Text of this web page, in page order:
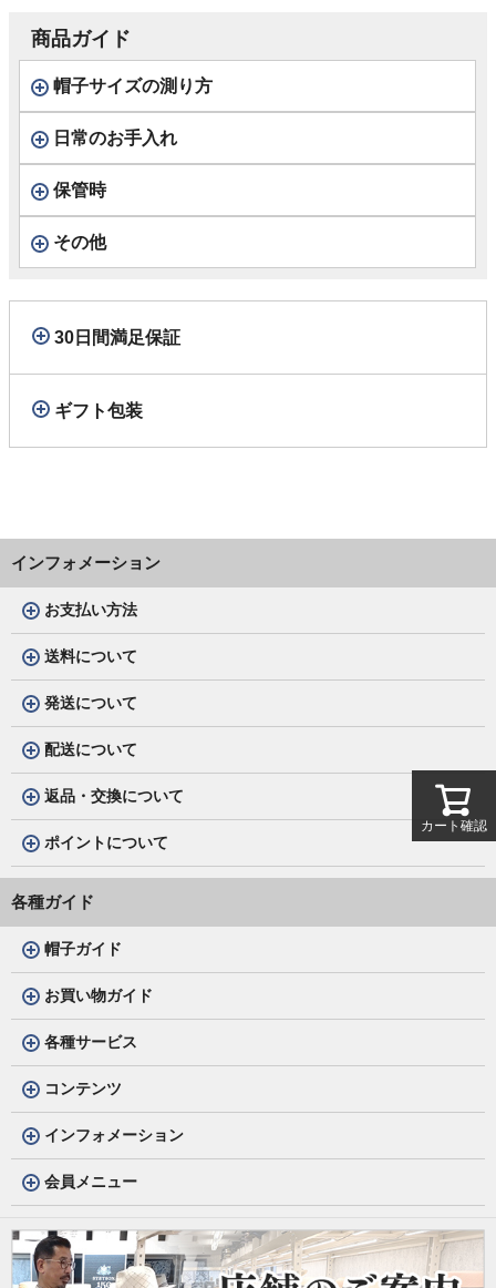
商品ガイド
帽子サイズの測り方
日常のお手入れ
保管時
その他
30日間満足保証
ギフト包装
インフォメーション
お支払い方法
送料について
発送について
配送について
返品・交換について
ポイントについて
各種ガイド
帽子ガイド
お買い物ガイド
各種サービス
コンテンツ
インフォメーション
会員メニュー
カート確認